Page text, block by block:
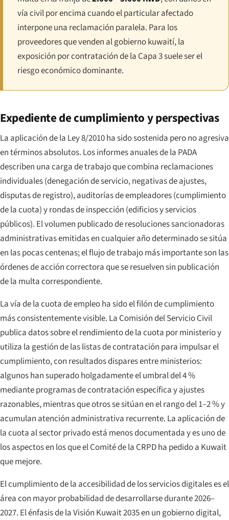
vía civil por encima cuando el particular afectado
interpone una reclamación paralela. Para los
proveedores que venden al gobierno kuwaití, la
exposición por contratación de la Capa 3 suele ser el
riesgo económico dominante.
Expediente de cumplimiento y perspectivas
La aplicación de la Ley 8/2010 ha sido sostenida pero no agresiva
en términos absolutos. Los informes anuales de la PADA
describen una carga de trabajo que combina reclamaciones
individuales (denegación de servicio, negativas de ajustes,
disputas de registro), auditorías de empleadores (cumplimiento
de la cuota) y rondas de inspección (edificios y servicios
públicos). El volumen publicado de resoluciones sancionadoras
administrativas emitidas en cualquier año determinado se sitúa
en las pocas centenas; el flujo de trabajo más importante son las
órdenes de acción correctora que se resuelven sin publicación
de la multa correspondiente.
La vía de la cuota de empleo ha sido el filón de cumplimiento
más consistentemente visible. La Comisión del Servicio Civil
publica datos sobre el rendimiento de la cuota por ministerio y
utiliza la gestión de las listas de contratación para impulsar el
cumplimiento, con resultados dispares entre ministerios:
algunos han superado holgadamente el umbral del 4 %
mediante programas de contratación específica y ajustes
razonables, mientras que otros se sitúan en el rango del 1–2 % y
acumulan atención administrativa recurrente. La aplicación de
la cuota al sector privado está menos documentada y es uno de
los aspectos en los que el Comité de la CRPD ha pedido a Kuwait
que mejore.
El cumplimiento de la accesibilidad de los servicios digitales es el
área con mayor probabilidad de desarrollarse durante 2026–
2027. El énfasis de la Visión Kuwait 2035 en un gobierno digital,